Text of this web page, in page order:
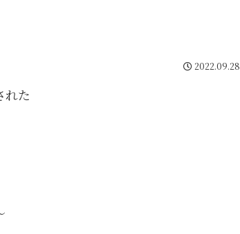
2022.09.28
れた